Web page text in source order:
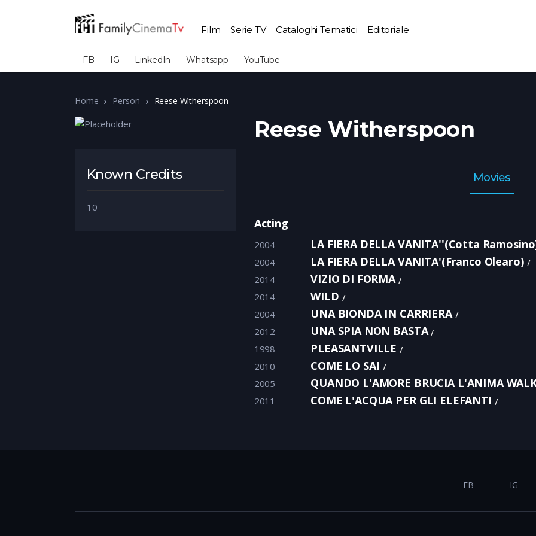
Film Serie TV Cataloghi Tematici Editoriale
FB IG LinkedIn Whatsapp YouTube
Home Person Reese Witherspoon
Known Credits
10
Reese Witherspoon
Movies
Acting
2004 LA FIERA DELLA VANITA''(Cotta
2004 LA FIERA DELLA VANITA'(Franco Olearo)
2014 VIZIO DI FORMA
2014 WILD
2004 UNA BIONDA IN CARRIERA
2012 UNA SPIA NON BASTA
1998 PLEASANTVILLE
2010 COME LO SAI
2005 QUANDO L'AMORE BRUCIA L'ANIMA
2011 COME L'ACQUA PER GLI ELEFANTI
FB IG